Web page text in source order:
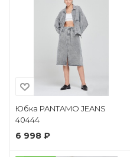
Юбка PANTAMO JEANS
40444
6 998 ₽